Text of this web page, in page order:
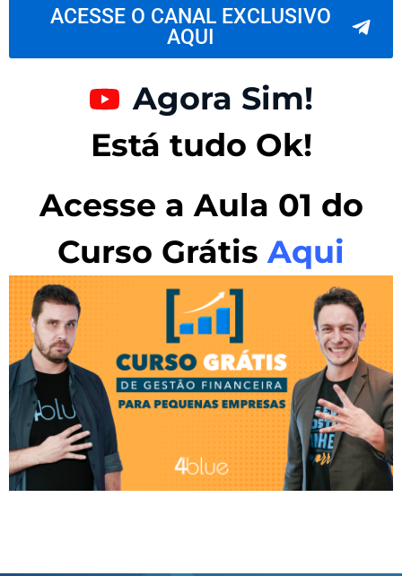
ACESSE O CANAL EXCLUSIVO
AQUI
Agora Sim!
Está tudo Ok!
Acesse a Aula 01 do
Curso Grátis Aqui